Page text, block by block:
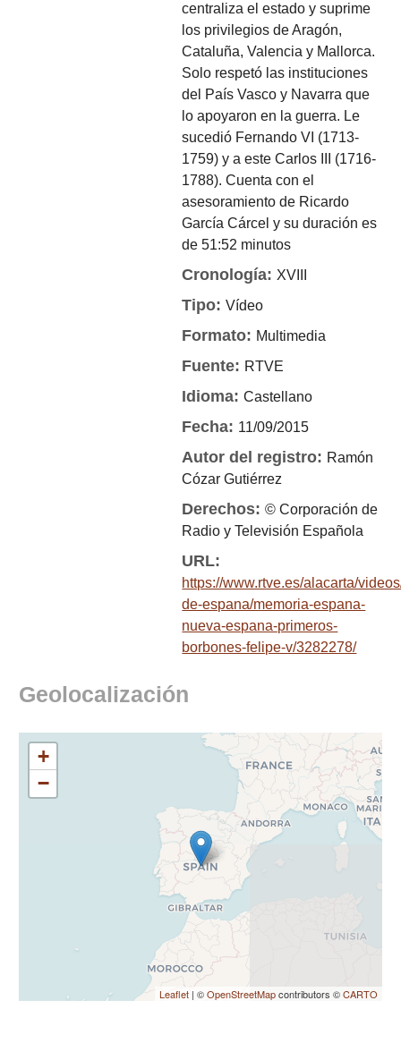
centraliza el estado y suprime
los privilegios de Aragón,
Cataluña, Valencia y Mallorca.
Solo respetó las instituciones
del País Vasco y Navarra que
lo apoyaron en la guerra. Le
sucedió Fernando VI (1713-
1759) y a este Carlos III (1716-
1788). Cuenta con el
asesoramiento de Ricardo
García Cárcel y su duración es
de 51:52 minutos
Cronología:XVIII
Tipo:Vídeo
Formato: Multimedia
Fuente: RTVE
Idioma:Castellano
Fecha: 11/09/2015
Autor del registro: Ramón
Cózar Gutiérrez
Derechos:© Corporación de
Radio y Televisión Española
URL:
https://www.rtve.es/alacarta/
de-espana/memoria-espana-
nueva-espana-primeros-
borbones-felipe-v/3282278/
Geolocalización
+
−
Leaflet | ©OpenStreetMapcontributors ©CARTO